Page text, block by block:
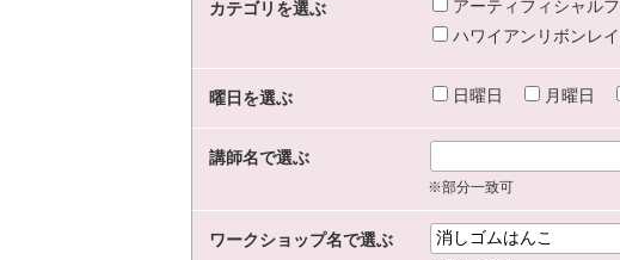
カテゴリを選ぶ アーティフィシャル
ハワイアンリボンレイ
曜日を選ぶ 日曜日 月曜日
講師名で選ぶ
※部分一致可
ワークショップ名で選ぶ